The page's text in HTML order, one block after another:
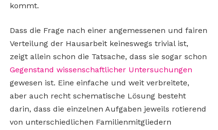
kommt.
Dass die Frage nach einer angemessenen und fairen
Verteilung der Hausarbeit keineswegs trivial ist,
zeigt allein schon die Tatsache, dass sie sogar schon
Gegenstand wissenschaftlicher Untersuchungen
gewesen ist. Eine einfache und weit verbreitete,
aber auch recht schematische Lösung besteht
darin, dass die einzelnen Aufgaben jeweils rotierend
von unterschiedlichen Familienmitgliedern